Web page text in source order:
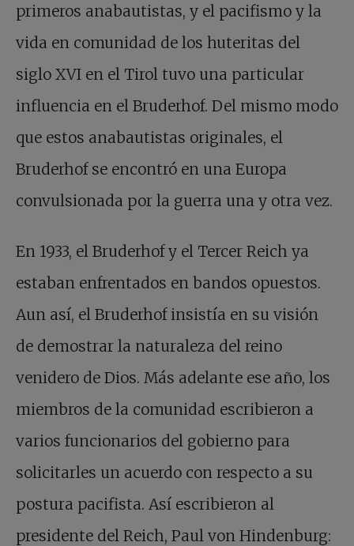
primeros anabautistas, y el pacifismo y la
vida en comunidad de los huteritas del
siglo XVI en el Tirol tuvo una particular
influencia en el Bruderhof. Del mismo modo
que estos anabautistas originales, el
Bruderhof se encontró en una Europa
convulsionada por la guerra una y otra vez.
En 1933, el Bruderhof y el Tercer Reich ya
estaban enfrentados en bandos opuestos.
Aun así, el Bruderhof insistía en su visión
de demostrar la naturaleza del reino
venidero de Dios. Más adelante ese año, los
miembros de la comunidad escribieron a
varios funcionarios del gobierno para
solicitarles un acuerdo con respecto a su
postura pacifista. Así escribieron al
presidente del Reich, Paul von Hindenburg: